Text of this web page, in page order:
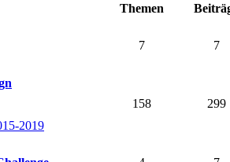
Themen
7 7
2019
158 299